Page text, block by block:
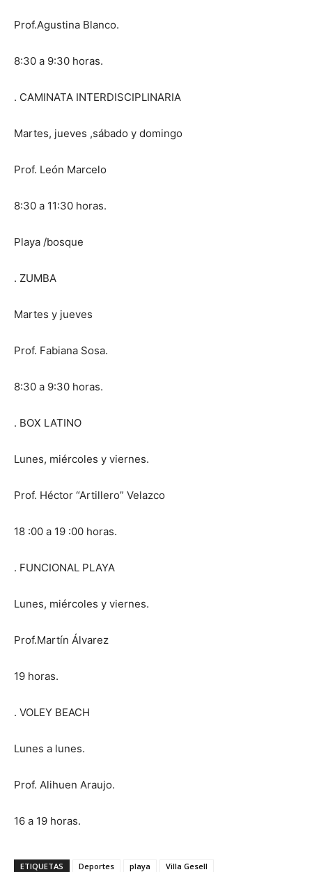
Prof.Agustina Blanco.
8:30 a 9:30 horas.
. CAMINATA INTERDISCIPLINARIA
Martes, jueves ,sábado y domingo
Prof. León Marcelo
8:30 a 11:30 horas.
Playa /bosque
. ZUMBA
Martes y jueves
Prof. Fabiana Sosa.
8:30 a 9:30 horas.
. BOX LATINO
Lunes, miércoles y viernes.
Prof. Héctor “Artillero” Velazco
18 :00 a 19 :00 horas.
. FUNCIONAL PLAYA
Lunes, miércoles y viernes.
Prof.Martín Álvarez
19 horas.
. VOLEY BEACH
Lunes a lunes.
Prof. Alihuen Araujo.
16 a 19 horas.
ETIQUETAS Deportes playa Villa Gesell